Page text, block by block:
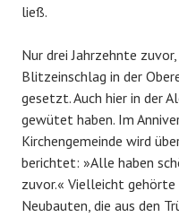
ließ.
Nur drei Jahrzehnte
Blitzeinschlag in der
gesetzt. Auch hier in der
gewütet haben. Im
Kirchengemeinde wird
berichtet: »Alle haben
zuvor.« Vielleicht
Neubauten, die aus den